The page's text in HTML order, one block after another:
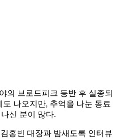
의 브로드피크 등반 후 실종되
나오지만, 추억을 나눈 동료
신 분이 많다.
홍빈 대장과 밤새도록 인터뷰